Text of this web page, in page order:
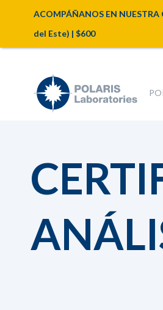
ACOMPÁÑANOS EN NUESTRA
del Este) | $600